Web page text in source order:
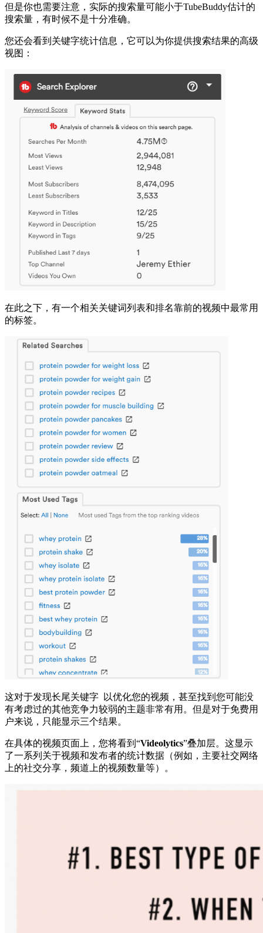
但是你也需要注意，实际的搜索量可能小于TubeBuddy估计的
搜索量，有时候不是十分准确。
您还会看到关键字统计信息，它可以为你提供搜索结果的高级
视图：
在此之下，有一个相关关键词列表和排名靠前的视频中最常用
的标签。
这对于发现长尾关键字 以优化您的视频，甚至找到您可能没
有考虑过的其他竞争力较弱的主题非常有用。但是对于免费用
户来说，只能显示三个结果。
在具体的视频页面上，您将看到“Videolytics”叠加层。这显示
了一系列关于视频和发布者的统计数据（例如，主要社交网络
上的社交分享，频道上的视频数量等）。